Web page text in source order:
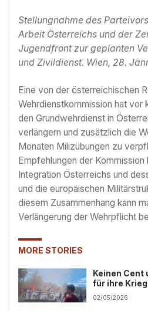
Stellungnahme des
Arbeit Österreichs und der
Jugendfront zur geplanten
und Zivildienst. Wien, 28.
Eine von der österreichischen
Wehrdienstkommission hat vor
den Grundwehrdienst in
verlängern und zusätzlich die
Monaten Milizübungen zu
Empfehlungen der
Integration Österreichs und
und die europäischen
diesem Zusammenhang kann
Verlängerung der Wehrpflicht
MORE STORIES
Keinen Cent
für ihre
02/05/2026